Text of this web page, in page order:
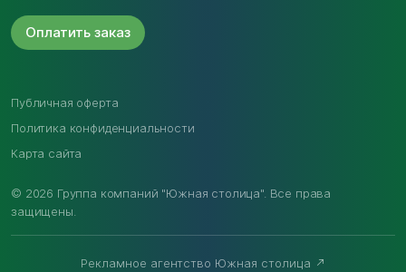
Оплатить заказ
© 2026 Группа компаний "Южная столица". Все права
защищены.
Публичная оферта
Политика конфиденциальности
Карта сайта
Рекламное агентство Южная столица